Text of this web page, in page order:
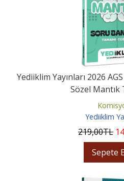
Yediiklim Yayınları 2026
Sözel Mantık
Yediiklim
219,00TL
Sepete